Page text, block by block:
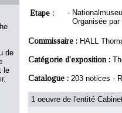
de
le
Etape : -
Organisée
Commissaire : HALL
Catégorie d'exposition :
Catalogue : 203 notices -
1 oeuvre de l'entité